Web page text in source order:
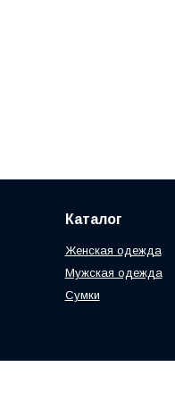
Каталог
Женская одежда
Мужская одежда
Сумки